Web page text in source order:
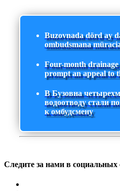
Buzovnada dörd ay
ombudsmana
Four-month
prompt an appeal to
В Бузовна
водоотводу стали
к омбудсмену
Следите за нами в социальных